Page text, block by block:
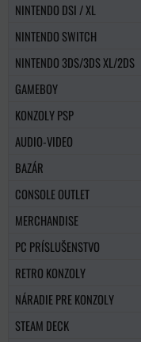
NINTENDO DSI / XL
NINTENDO SWITCH
NINTENDO 3DS/3DS XL/2DS
GAMEBOY
KONZOLY PSP
AUDIO-VIDEO
BAZÁR
CONSOLE OUTLET
MERCHANDISE
PC PRÍSLUŠENSTVO
RETRO KONZOLY
NÁRADIE PRE KONZOLY
STEAM DECK